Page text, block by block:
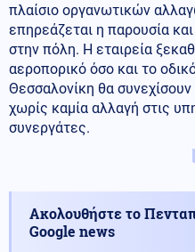
πλαίσιο οργανωτικών
επηρεάζεται η παρουσία
στην πόλη. Η εταιρεία
αεροπορικό όσο και το
Θεσσαλονίκη θα
χωρίς καμία αλλαγή στις
συνεργάτες.
Ακολουθήστε το
Google news